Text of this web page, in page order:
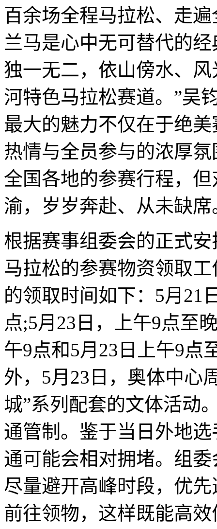
百余场全程马拉松、走
兰马是心中无可替代的
独一无二，依山傍水、
河特色马拉松赛道。”吴
最大的魅力不仅在于绝
热情与全员参与的浓厚
全国各地的参赛行程，
渝，岁岁奔赴、从未缺席
根据赛事组委会的正式
马拉松的参赛物资领取
的领取时间如下：5月21
点;5月23日，上午9点至
午9点和5月23日上午9点
外，5月23日，奥体中心
城”系列配套的文体活动
通管制。鉴于当日外地
通可能会相对拥堵。组
尽量避开高峰时段，优
前往领物，这样既能高